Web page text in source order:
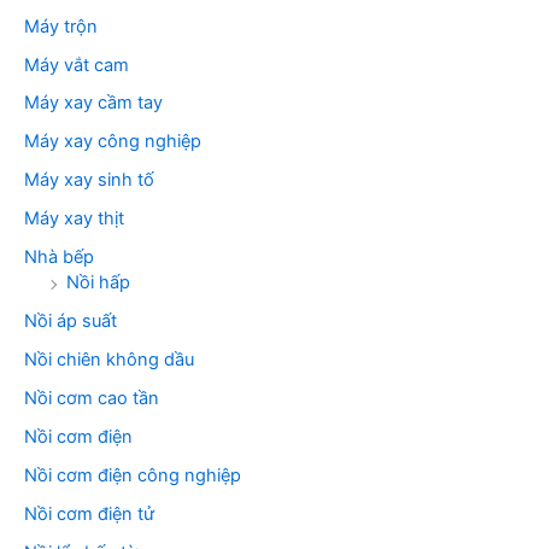
Máy trộn
Máy vắt cam
Máy xay cầm tay
Máy xay công nghiệp
Máy xay sinh tố
Máy xay thịt
Nhà bếp
Nồi hấp
Nồi áp suất
Nồi chiên không dầu
Nồi cơm cao tần
Nồi cơm điện
Nồi cơm điện công nghiệp
Nồi cơm điện tử